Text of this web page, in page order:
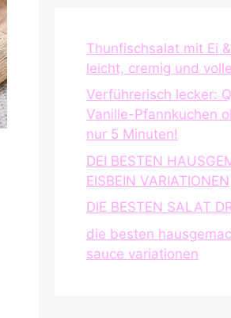
Thunfischsalat mit Ei
leicht, cremig und
Verführerisch lecker:
Vanille-Pfannkuchen
nur 5 Minuten!
DEI BESTEN
EISBEIN VARIATIONEN
DIE BESTEN SALAT
die besten
sauce variationen